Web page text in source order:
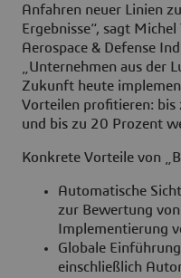
Anfahren neuer Linien
Ergebnisse“, sagt
Aerospace & Defense
„Unternehmen aus der
Zukunft heute
Vorteilen profitieren: bis
und bis zu 20 Prozent
Konkrete Vorteile von
Automatische
zur Bewertung
Implementierung
Globale
einschließlich